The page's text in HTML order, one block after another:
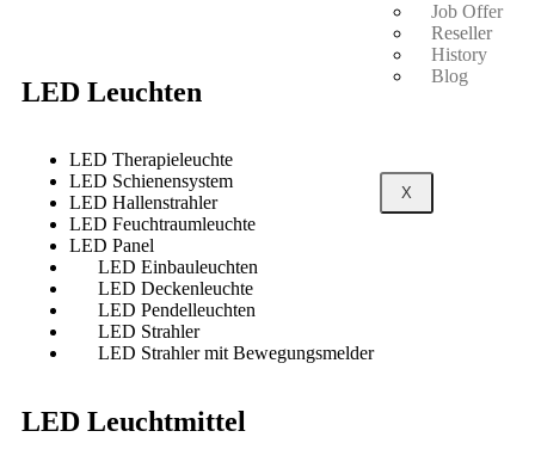
Job Offer
Reseller
History
Blog
X
LED Leuchten
LED Therapieleuchte
LED Schienensystem
LED Hallenstrahler
LED Feuchtraumleuchte
LED Panel
LED Einbauleuchten
LED Deckenleuchte
LED Pendelleuchten
LED Strahler
LED Strahler mit Bewegungsmelder
LED Leuchtmittel